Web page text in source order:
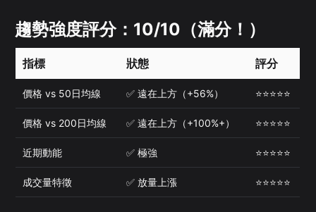
趨勢強度評分：10/10（滿分！）
指標 狀態 評分
價格 vs 50日均線 ✅ 遠在上方（+56%） ⭐⭐⭐⭐⭐
價格 vs 200日均線 ✅ 遠在上方（+100%+） ⭐⭐⭐⭐⭐
近期動能 ✅ 極強 ⭐⭐⭐⭐⭐
成交量特徵 ✅ 放量上漲 ⭐⭐⭐⭐⭐